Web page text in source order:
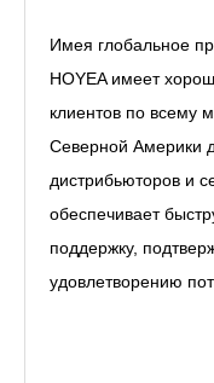
Имея глобальное
HOYEA имеет
клиентов по всему
Северной Америки
дистрибьюторов и
обеспечивает
поддержку,
удовлетворению